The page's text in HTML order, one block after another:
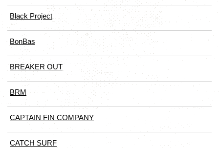
Black Project
BonBas
BREAKER OUT
BRM
CAPTAIN FIN COMPANY
CATCH SURF